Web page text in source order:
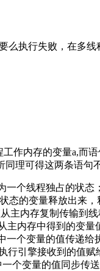
执行失败，在多
工作内存的变量a,而
理可得这两条语
一个线程独占的状态；
态的变量释放出来
主内存复制传输到
主内存中得到的变
个变量的值传递
行引擎接收到的值
个变量的值同步传